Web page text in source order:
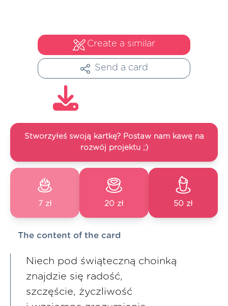
Create a similar
Send a card
Stworzyłeś swoją kartkę? Postaw nam kawę na
rozwój projektu ;)
7 zł 20 zł 50 zł
The content of the card
Niech pod świąteczną choinką
znajdzie się radość,
szczęście, życzliwość